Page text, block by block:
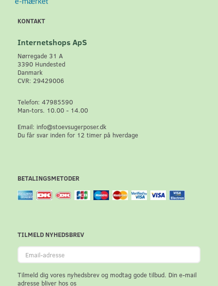
KONTAKT
Internetshops ApS
Nørregade 31 A
3390 Hundested
Danmark
CVR: 29429006
Telefon: 47985590
Man-tors. 10.00 - 14.00
Email: info@stoevsugerposer.dk
Du får svar inden for 12 timer på hverdage
BETALINGSMETODER
TILMELD NYHEDSBREV
Email-
adresse
Tilmeld dig vores nyhedsbrev og modtag gode tilbud. Din e-mail
adresse bliver hos os